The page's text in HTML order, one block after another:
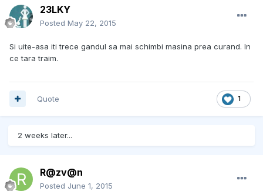
23LKY
Posted May 22, 2015
Si uite-asa iti trece gandul sa mai schimbi masina prea curand. In
ce tara traim.
1
Quote
2 weeks later...
R@zv@n
Posted June 1, 2015